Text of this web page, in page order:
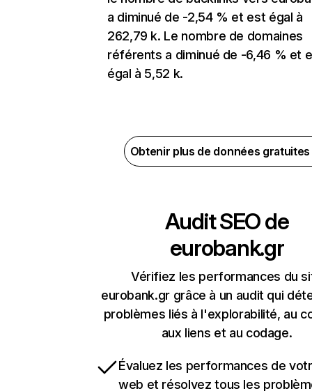
a diminué de -2,54 % et est égal à
262,79 k. Le nombre de domaines
référents a diminué de -6,46 % et
égal à 5,52 k.
Obtenir plus de données
Audit SEO de
eurobank.gr
Vérifiez les performances du
eurobank.gr grâce à un audit qui
problèmes liés à l'explorabilité, au
aux liens et au codage.
Évaluez les performances de
web et résolvez tous les